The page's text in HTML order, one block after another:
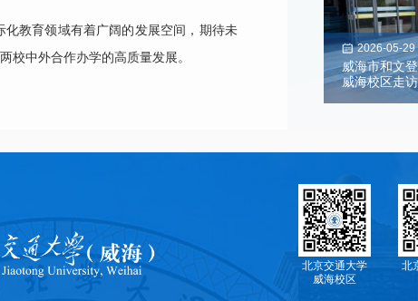
2026-05-29
威海市和文
威海校区走
教育领域有着广阔的发展空间，期待未
校中外合作办学的高质量发展。
北京交通大学
威海校区
北